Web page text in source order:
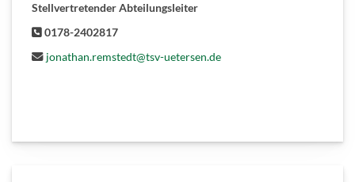
Stellvertretender Abteilungsleiter
0178-2402817
jonathan.remstedt@tsv-uetersen.de